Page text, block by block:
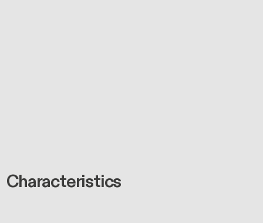
Characteristics